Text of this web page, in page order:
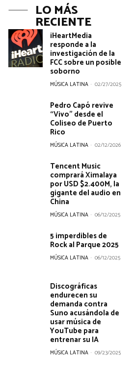
LO MÁS
RECIENTE
iHeartMedia
responde a la
investigación de la
FCC sobre un posible
soborno
MÚSICA LATINA - 02/27/2025
Pedro Capó revive
“Vivo” desde el
Coliseo de Puerto
Rico
MÚSICA LATINA - 02/12/2026
Tencent Music
comprará Ximalaya
por USD $2.400M, la
gigante del audio en
China
MÚSICA LATINA - 06/12/2025
5 imperdibles de
Rock al Parque 2025
MÚSICA LATINA - 06/12/2025
Discográficas
endurecen su
demanda contra
Suno acusándola de
usar música de
YouTube para
entrenar su IA
MÚSICA LATINA - 09/23/2025